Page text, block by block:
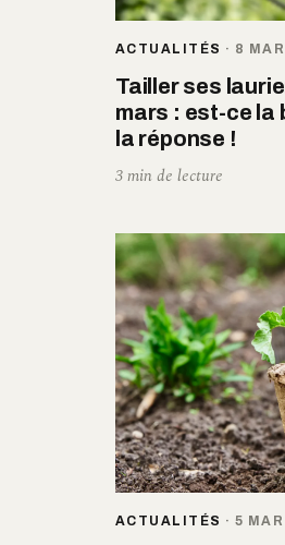
ACTUALITÉS · 8 MAR
Tailler ses
mars : est-ce la
la réponse !
3 min de lecture
ACTUALITÉS · 5 MAR